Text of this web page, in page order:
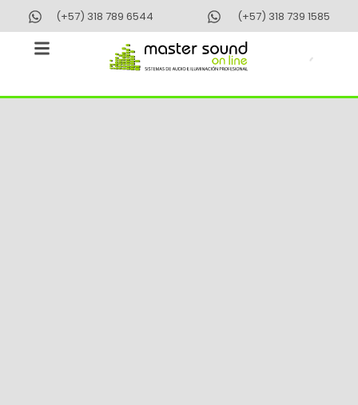
contenido
(+57) 318 789 6544 (+57) 318 739 1585